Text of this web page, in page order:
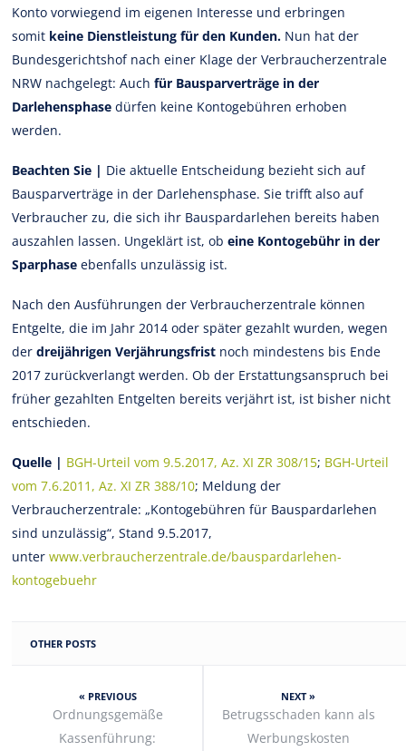
Konto vorwiegend im eigenen Interesse und erbringen
somit keine Dienstleistung für den Kunden. Nun hat der
Bundesgerichtshof nach einer Klage der Verbraucherzentrale
NRW nachgelegt: Auchfür Bausparverträge in der
Darlehensphasedürfen keine Kontogebühren erhoben
werden.
Beachten Sie | Die aktuelle Entscheidung bezieht sich auf
Bausparverträge in der Darlehensphase. Sie trifft also auf
Verbraucher zu, die sich ihr Bauspardarlehen bereits haben
auszahlen lassen. Ungeklärt ist, obeine Kontogebühr in der
Sparphase ebenfalls unzulässig ist.
Nach den Ausführungen der Verbraucherzentrale können
Entgelte, die im Jahr 2014 oder später gezahlt wurden, wegen
derdreijährigen Verjährungsfrist noch mindestens bis Ende
2017 zurückverlangt werden. Ob der Erstattungsanspruch bei
früher gezahlten Entgelten bereits verjährt ist, ist bisher nicht
entschieden.
Quelle | BGH-Urteil vom 9.5.2017, Az. XI ZR 308/15; BGH-Urteil
vom 7.6.2011, Az. XI ZR 388/10; Meldung der
Verbraucherzentrale: „Kontogebühren für Bauspardarlehen
sind unzulässig“, Stand 9.5.2017,
unterwww.verbraucherzentrale.de/bauspardarlehen-
kontogebuehr
OTHER POSTS
« PREVIOUS
Ordnungsgemäße
Kassenführung:
NEXT »
Betrugsschaden kann als
Werbungskosten